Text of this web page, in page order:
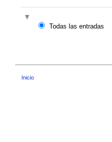
Todas las entradas
Inicio